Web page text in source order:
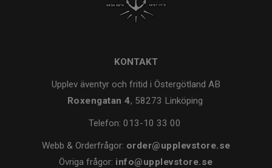
KONTAKT
Upplev äventyr och fritid i Östergötland AB
Roxengatan 4, 58273 Linköping
Telefon: 013-10 33 00
Webb & Orderfrågor: order@upplevstore.se
Övriga frågor: info@upplevstore.se